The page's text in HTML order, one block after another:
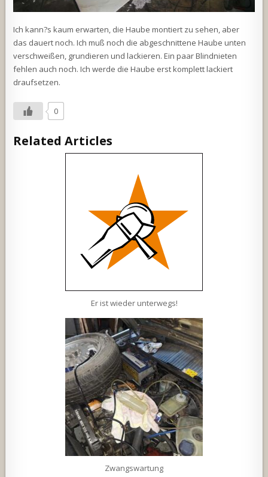
Ich kann?s kaum erwarten, die Haube montiert zu sehen, aber
das dauert noch. Ich muß noch die abgeschnittene Haube unten
verschweißen, grundieren und lackieren. Ein paar Blindnieten
fehlen auch noch. Ich werde die Haube erst komplett lackiert
draufsetzen.
0
Related Articles
Er ist wieder unterwegs!
Zwangswartung